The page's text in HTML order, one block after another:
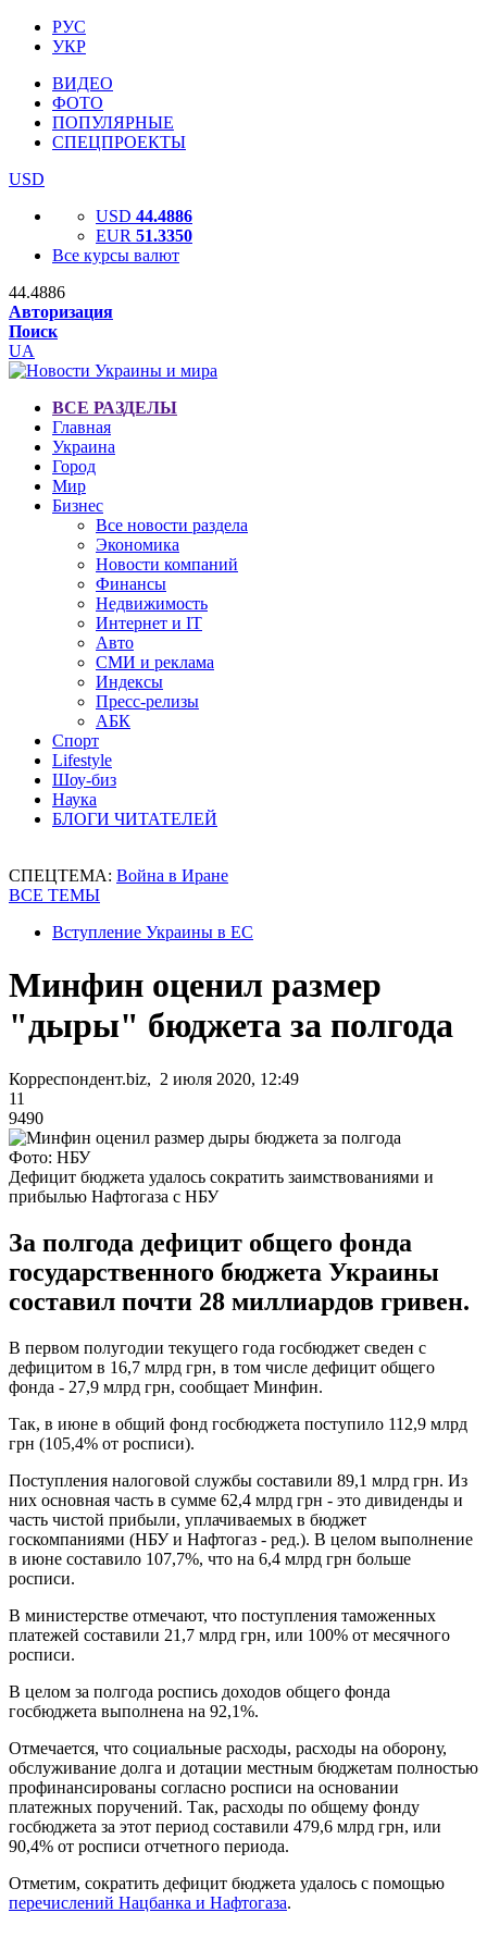
РУС
УКР
ВИДЕО
ФОТО
ПОПУЛЯРНЫЕ
СПЕЦПРОЕКТЫ
USD
USD 44.4886
EUR 51.3350
Все курсы валют
44.4886
Авторизация
Поиск
UA
ВСЕ РАЗДЕЛЫ
Главная
Украина
Город
Мир
Бизнес
Все новости раздела
Экономика
Новости компаний
Финансы
Недвижимость
Интернет и IT
Авто
СМИ и реклама
Индексы
Пресс-релизы
АБК
Спорт
Lifestyle
Шоу-биз
Наука
БЛОГИ ЧИТАТЕЛЕЙ
СПЕЦТЕМА: Война в Иране
ВСЕ ТЕМЫ
Вступление Украины в ЕС
Минфин оценил размер
"дыры" бюджета за полгода
Корреспондент.biz, 2 июля 2020, 12:49
11
9490
Фото: НБУ
Дефицит бюджета удалось сократить заимствованиями и
прибылью Нафтогаза с НБУ
За полгода дефицит общего фонда
государственного бюджета Украины
составил почти 28 миллиардов гривен.
В первом полугодии текущего года госбюджет сведен с
дефицитом в 16,7 млрд грн, в том числе дефицит общего
фонда - 27,9 млрд грн, сообщает Минфин.
Так, в июне в общий фонд госбюджета поступило 112,9 млрд
грн (105,4% от росписи).
Поступления налоговой службы составили 89,1 млрд грн. Из
них основная часть в сумме 62,4 млрд грн - это дивиденды и
часть чистой прибыли, уплачиваемых в бюджет
госкомпаниями (НБУ и Нафтогаз - ред.). В целом выполнение
в июне составило 107,7%, что на 6,4 млрд грн больше
росписи.
В министерстве отмечают, что поступления таможенных
платежей составили 21,7 млрд грн, или 100% от месячного
росписи.
В целом за полгода роспись доходов общего фонда
госбюджета выполнена на 92,1%.
Отмечается, что социальные расходы, расходы на оборону,
обслуживание долга и дотации местным бюджетам полностью
профинансированы согласно росписи на основании
платежных поручений. Так, расходы по общему фонду
госбюджета за этот период составили 479,6 млрд грн, или
90,4% от росписи отчетного периода.
Отметим, сократить дефицит бюджета удалось с помощью
перечислений Нацбанка и Нафтогаза.